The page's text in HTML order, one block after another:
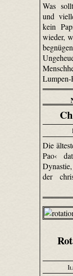
Was
und
kein
wieder,
Lumpen-
Die
Pao‹
der